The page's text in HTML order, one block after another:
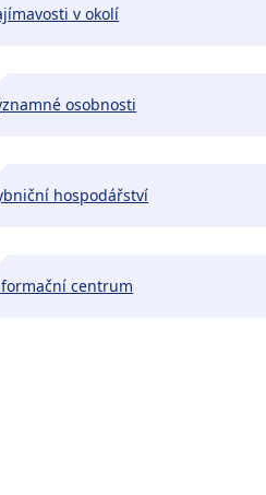
v okolí
osobnosti
hospodářství
centrum